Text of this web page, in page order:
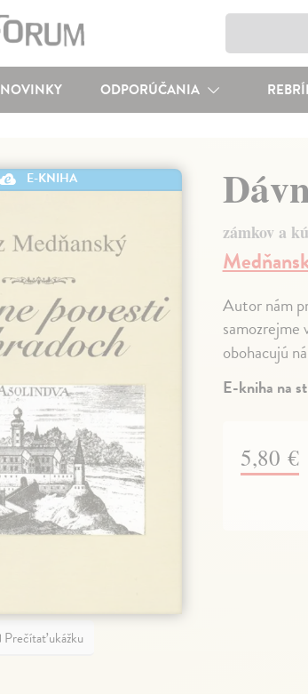
NOVINKY ODPORÚČANIA
E-KNIHA
Prečítať ukážku
zámkov a
Autor nám
obohacujú
E-kniha na
5,80 €